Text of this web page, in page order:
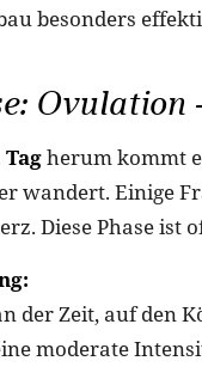
besonders
Ovulation
Tagherum kommt
wandert. Einige
Diese Phase ist
der Zeit, auf den
moderate